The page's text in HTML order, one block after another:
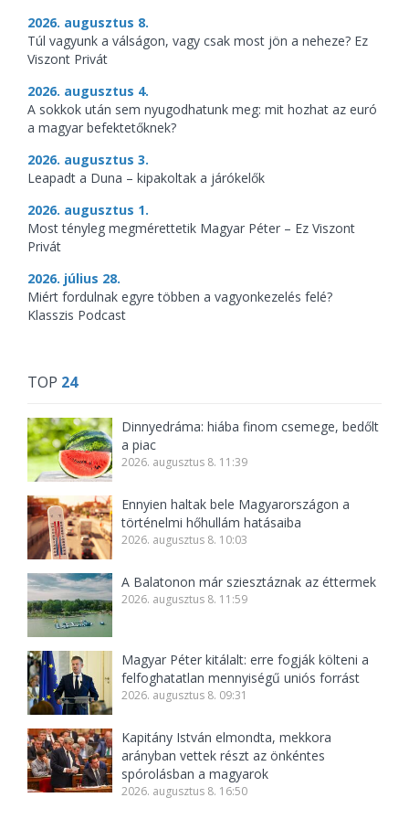
2026. augusztus 8.
Túl vagyunk a válságon, vagy csak most jön a neheze? Ez
Viszont Privát
2026. augusztus 4.
A sokkok után sem nyugodhatunk meg: mit hozhat az euró
a magyar befektetőknek?
2026. augusztus 3.
Leapadt a Duna – kipakoltak a járókelők
2026. augusztus 1.
Most tényleg megmérettetik Magyar Péter – Ez Viszont
Privát
2026. július 28.
Miért fordulnak egyre többen a vagyonkezelés felé?
Klasszis Podcast
TOP 24
Dinnyedráma: hiába finom csemege, bedőlt
a piac
2026. augusztus 8. 11:39
Ennyien haltak bele Magyarországon a
történelmi hőhullám hatásaiba
2026. augusztus 8. 10:03
A Balatonon már sziesztáznak az éttermek
2026. augusztus 8. 11:59
Magyar Péter kitálalt: erre fogják költeni a
felfoghatatlan mennyiségű uniós forrást
2026. augusztus 8. 09:31
Kapitány István elmondta, mekkora
arányban vettek részt az önkéntes
spórolásban a magyarok
2026. augusztus 8. 16:50